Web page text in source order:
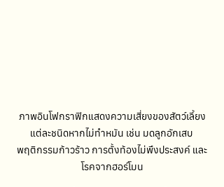
ภาพอินโฟกราฟิกแสดงความเสี่ยงของสัตว์เลี้ยง
แต่ละชนิดหากไม่ทำหมัน เช่น มดลูกอักเสบ
พฤติกรรมก้าวร้าว การตั้งท้องไม่พึงประสงค์ และ
โรคจากฮอร์โมน